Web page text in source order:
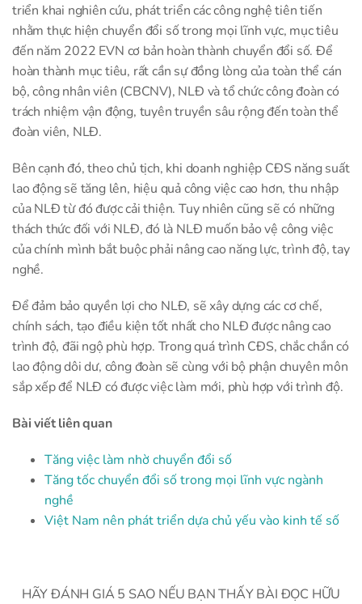
triển khai nghiên cứu, phát triển các công nghệ tiên tiến
nhằm thực hiện chuyển đổi số trong mọi lĩnh vực, mục tiêu
đến năm 2022 EVN cơ bản hoàn thành chuyển đổi số. Để
hoàn thành mục tiêu, rất cần sự đồng lòng của toàn thể cán
bộ, công nhân viên (CBCNV), NLĐ và tổ chức công đoàn có
trách nhiệm vận động, tuyên truyền sâu rộng đến toàn thể
đoàn viên, NLĐ.
Bên cạnh đó, theo chủ tịch, khi doanh nghiệp CĐS năng suất
lao động sẽ tăng lên, hiệu quả công việc cao hơn, thu nhập
của NLĐ từ đó được cải thiện. Tuy nhiên cũng sẽ có những
thách thức đối với NLĐ, đó là NLĐ muốn bảo vệ công việc
của chính mình bắt buộc phải nâng cao năng lực, trình độ, tay
nghề.
Để đảm bảo quyền lợi cho NLĐ, sẽ xây dựng các cơ chế,
chính sách, tạo điều kiện tốt nhất cho NLĐ được nâng cao
trình độ, đãi ngộ phù hợp. Trong quá trình CĐS, chắc chắn có
lao động dôi dư, công đoàn sẽ cùng với bộ phận chuyên môn
sắp xếp để NLĐ có được việc làm mới, phù hợp với trình độ.
Bài viết liên quan
Tăng việc làm nhờ chuyển đổi số
Tăng tốc chuyển đổi số trong mọi lĩnh vực ngành
nghề
Việt Nam nên phát triển dựa chủ yếu vào kinh tế số
HÃY ĐÁNH GIÁ 5 SAO NẾU BẠN THẤY BÀI ĐỌC HỮU